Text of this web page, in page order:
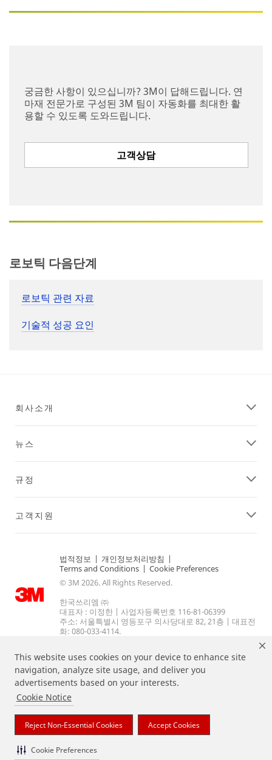
This website uses cookies on your device to enhance site
navigation, analyze site usage, and deliver you
advertisements based on your interests.
Cookie Notice
Reject Non-Essential Cookies Accept Cookies
Cookie Preferences
궁금한 사항이 있으십니까? 3M이 답해드립니다. 연
마재 전문가로 구성된 3M 팀이 자동화를 최대한 활
용할 수 있도록 도와드립니다.
고객상담
로보틱 다음단계
로보틱 관련 자료
기술적 성공 요인
회사소개
뉴스
규정
고객지원
법적정보 | 개인정보처리방침 |
Terms and Conditions | Cookie Preferences
© 3M 2026. All Rights Reserved.
한국쓰리엠 ㈜
대표자 : 이정한 | 사업자등록번호 116-81-06399
주소: 서울특별시 영등포구 의사당대로 82, 21층 | 대표전
화: 080-033-4114.
상기 열거된 브랜드는 3M의 상표입니다.